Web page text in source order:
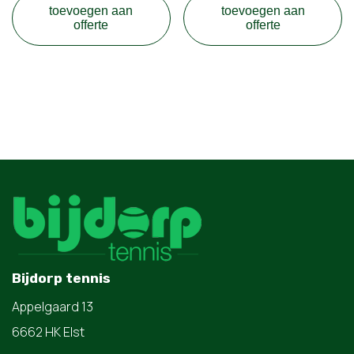
toevoegen aan
offerte
toevoegen aan
offerte
Bijdorp tennis
Appelgaard 13
6662 HK Elst